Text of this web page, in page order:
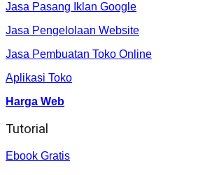
Jasa Pasang Iklan Google
Jasa Pengelolaan Website
Jasa Pembuatan Toko Online
Aplikasi Toko
Harga Web
Tutorial
Ebook Gratis